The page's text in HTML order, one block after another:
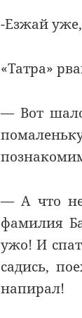
-Езжай
«Татра»
— Вот
— А что
фамилия
ужо! И
садись,
напирал!